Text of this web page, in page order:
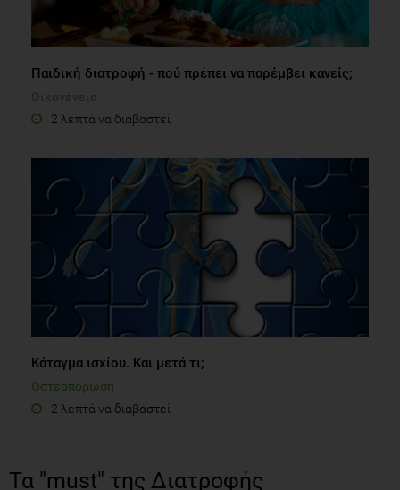
Παιδική διατροφή - πού πρέπει να παρέμβει κανείς;
Οικογένεια
2 λεπτά να διαβαστεί
Κάταγμα ισχίου. Και μετά τι;
Οστεοπόρωση
2 λεπτά να διαβαστεί
Τα "must" της Διατροφής